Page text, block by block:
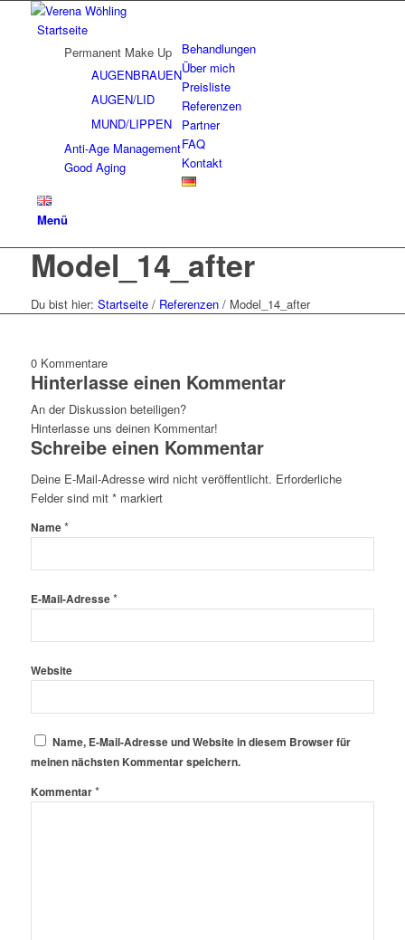
Startseite
Behandlungen
Permanent Make Up
AUGENBRAUEN
AUGEN/LID
MUND/LIPPEN
Anti-Age Management
Good Aging
Über mich
Preisliste
Referenzen
Partner
FAQ
Kontakt
Menü
Model_14_after
Du bist hier: Startseite / Referenzen / Model_14_after
0 Kommentare
Hinterlasse einen Kommentar
An der Diskussion beteiligen?
Hinterlasse uns deinen Kommentar!
Schreibe einen Kommentar
Deine E-Mail-Adresse wird nicht veröffentlicht. Erforderliche
Felder sind mit *markiert
Name*
E-Mail-Adresse*
Website
Name, E-Mail-Adresse und Website in diesem Browser für
meinen nächsten Kommentar speichern.
Kommentar*